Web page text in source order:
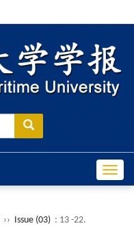
›› Issue (03) : 13 -22.